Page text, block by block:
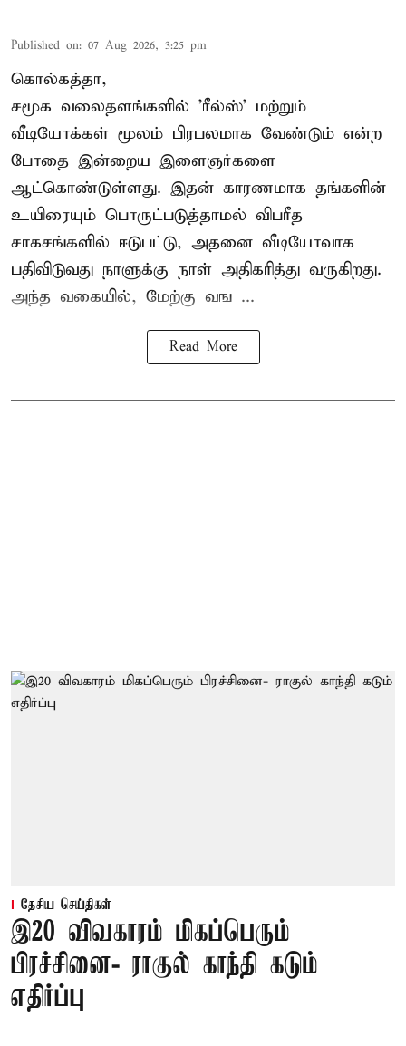
Published on: 07 Aug 2026, 3:25 pm
கொல்கத்தா,
சமூக வலைதளங்களில் 'ரீல்ஸ்' மற்றும்
வீடியோக்கள் மூலம் பிரபலமாக வேண்டும் என்ற
போதை இன்றைய இளைஞர்களை
ஆட்கொண்டுள்ளது. இதன் காரணமாக தங்களின்
உயிரையும் பொருட்படுத்தாமல் விபரீத
சாகசங்களில் ஈடுபட்டு, அதனை வீடியோவாக
பதிவிடுவது நாளுக்கு நாள் அதிகரித்து வருகிறது.
அந்த வகையில், மேற்கு வங ...
Read More
தேசிய செய்திகள்
இ20 விவகாரம் மிகப்பெரும்
பிரச்சினை- ராகுல் காந்தி கடும்
எதிர்ப்பு